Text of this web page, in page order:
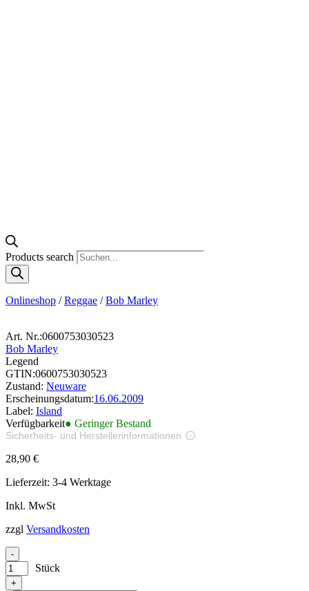
Products search
Onlineshop /Reggae /Bob Marley
Art. Nr.:0600753030523
Bob Marley
Legend
GTIN:0600753030523
Zustand: Neuware
Erscheinungsdatum:16.06.2009
Label: Island
Verfügbarkeit● Geringer Bestand
Sicherheits- und Herstellerinformationen
28,90 €
Lieferzeit: 3-4 Werktage
Inkl. MwSt
zzgl Versandkosten
-
Stück
+